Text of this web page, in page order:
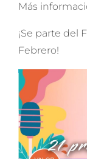
Más
¡Se parte del
Febrero!